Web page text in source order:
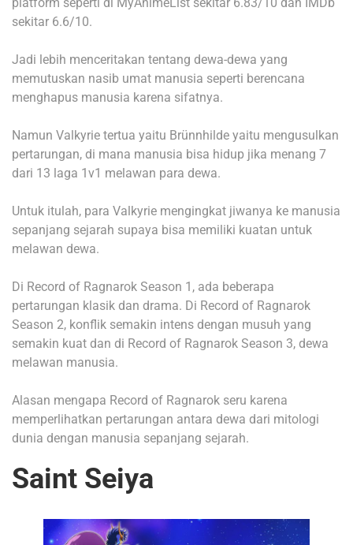
sekitar 6.6/10.
Jadi lebih menceritakan tentang dewa-dewa yang
memutuskan nasib umat manusia seperti berencana
menghapus manusia karena sifatnya.
Namun Valkyrie tertua yaitu Brünnhilde yaitu mengusulkan
pertarungan, di mana manusia bisa hidup jika menang 7
dari 13 laga 1v1 melawan para dewa.
Untuk itulah, para Valkyrie mengingkat jiwanya ke manusia
sepanjang sejarah supaya bisa memiliki kuatan untuk
melawan dewa.
Di Record of Ragnarok Season 1, ada beberapa
pertarungan klasik dan drama. Di Record of Ragnarok
Season 2, konflik semakin intens dengan musuh yang
semakin kuat dan di Record of Ragnarok Season 3, dewa
melawan manusia.
Alasan mengapa Record of Ragnarok seru karena
memperlihatkan pertarungan antara dewa dari mitologi
dunia dengan manusia sepanjang sejarah.
Saint Seiya